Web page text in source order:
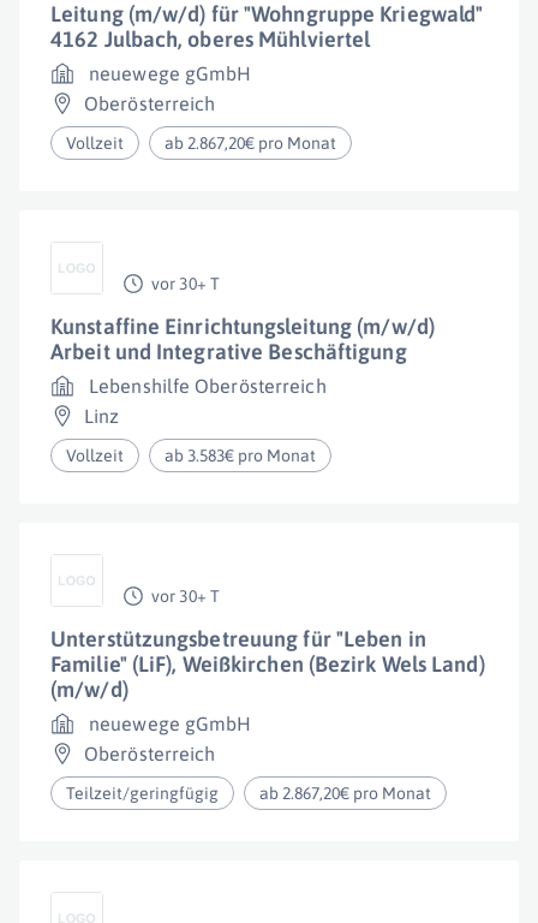
Leitung (m/w/d) für "Wohngruppe Kriegwald"
4162 Julbach, oberes Mühlviertel
neuewege gGmbH
Oberösterreich
Vollzeit ab 2.867,20€ pro Monat
vor 30+ T
Kunstaffine Einrichtungsleitung (m/w/d)
Arbeit und Integrative Beschäftigung
Lebenshilfe Oberösterreich
Linz
Vollzeit ab 3.583€ pro Monat
vor 30+ T
Unterstützungsbetreuung für "Leben in
Familie" (LiF), Weißkirchen (Bezirk Wels Land)
(m/w/d)
neuewege gGmbH
Oberösterreich
Teilzeit/geringfügig ab 2.867,20€ pro Monat